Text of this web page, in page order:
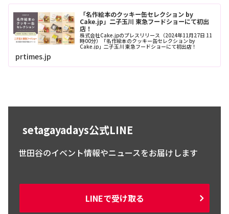
「名作絵本のクッキー缶セレクション by
Cake.jp」二子玉川 東急フードショーにて初出
店！
株式会社Cake.jpのプレスリリース（2024年11月27日 11
時00分）「名作絵本のクッキー缶セレクション by
Cake.jp」二子玉川 東急フードショーにて初出店！
prtimes.jp
setagayadays公式LINE
世田谷のイベント情報やニュースをお届けします
LINEで受け取る